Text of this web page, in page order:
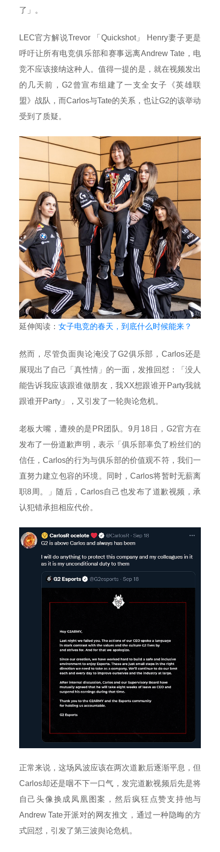
了」。
LEC官方解说Trevor 「Quickshot」 Henry妻子更是
呼吁让所有电竞俱乐部和赛事远离Andrew Tate，电
竞不应该接纳这种人。值得一提的是，就在视频发出
的几天前，G2曾宣布组建了一支全女子《英雄联
盟》战队，而Carlos与Tate的关系，也让G2的该举动
受到了质疑。
延伸阅读： 女子电竞的春天，到底什么时候能来？
然而，尽管负面舆论淹没了G2俱乐部，Carlos还是
展现出了自己「真性情」的一面，发推回怼：「没人
能告诉我应该跟谁做朋友，我XX想跟谁开Party我就
跟谁开Party」，又引发了一轮舆论危机。
老板大嘴，遭殃的是PR团队。9月18日，G2官方在
发布了一份道歉声明，表示「俱乐部辜负了粉丝们的
信任，Carlos的行为与俱乐部的价值观不符，我们一
直努力建立包容的环境。同时，Carlos将暂时无薪离
职8周。」随后，Carlos自己也发布了道歉视频，承
认犯错承担相应代价。
正常来说，这场风波应该在两次道歉后逐渐平息，但
Carlos却还是咽不下一口气，发完道歉视频后先是将
自己头像换成凤凰图案，然后疯狂点赞支持他与
Andrew Tate开派对的网友推文，通过一种隐晦的方
式回怼，引发了第三波舆论危机。